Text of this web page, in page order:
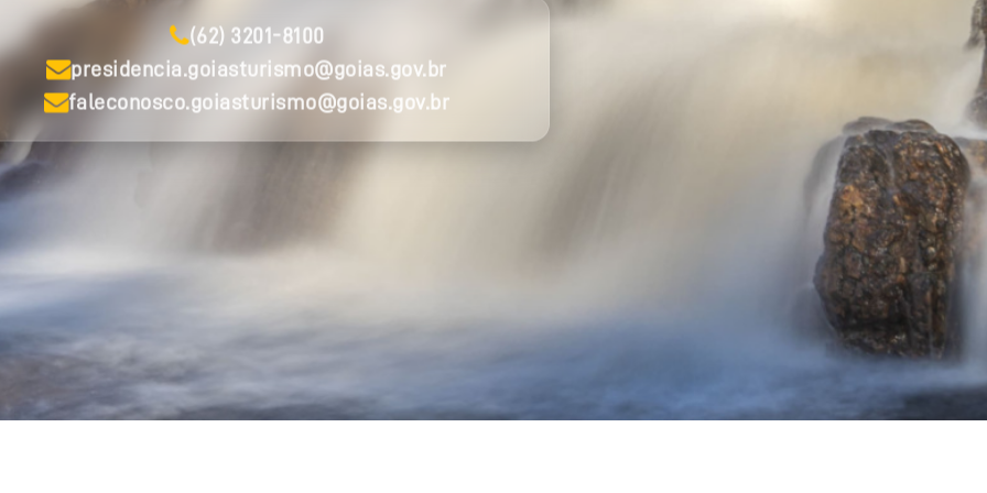
(62) 3201-8100
presidencia.goiasturismo@goias.gov.br
faleconosco.goiasturismo@goias.gov.br